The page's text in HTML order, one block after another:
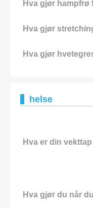
Hva gjør
Hva gjør
Hva gjør
helse
Hva er din
Hva gjør du når